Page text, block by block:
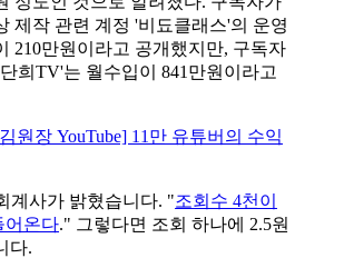
제작 관련 계정 '비됴클래스'의 운영
210만원이라고 공개했지만, 구독자
희TV'는 월수입이 841만원이라고
원장 YouTube] 11만 유튜버의 수익
계사가 밝혔습니다. "조회수 4천이
어온다." 그렇다면 조회 하나에 2.5원
다.